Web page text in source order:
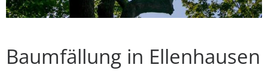
Baumfällung in Ellenhausen